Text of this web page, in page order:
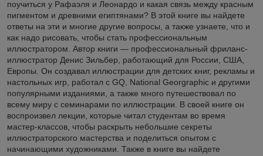
поучиться у Рафаэля и Леонардо и какая связь между красным
пигментом и древними египтянами? В этой книге вы найдете
ответы на эти и многие другие вопросы, а также узнаете, что и
как надо рисовать, чтобы стать профессиональным
иллюстратором. Автор книги — профессиональный фриланс-
иллюстратор Денис Зильбер, работающий для России, США,
Европы. Он создавал иллюстрации для детских книг, рекламы и
настольных игр, работал с GQ, National Georgraphic и другими
популярными изданиями, а также много путешествовал по
всему миру с семинарами по иллюстрации. В своей книге он
воспроизвел лекции, которые читал студентам во время
мастер-классов, чтобы раскрыть небольшие секреты
иллюстраторского мастерства и поделиться опытом с
начинающими художниками. Также в книге вы найдете